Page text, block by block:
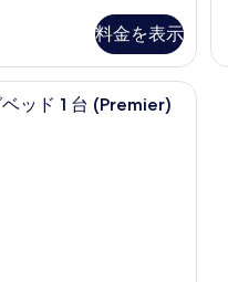
料金を表示
ネス ダブルルーム キングベッ
ッド 1 台 (Premier)